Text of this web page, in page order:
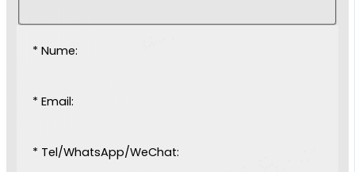
* Nume:
* Email:
* Tel/WhatsApp/WeChat: